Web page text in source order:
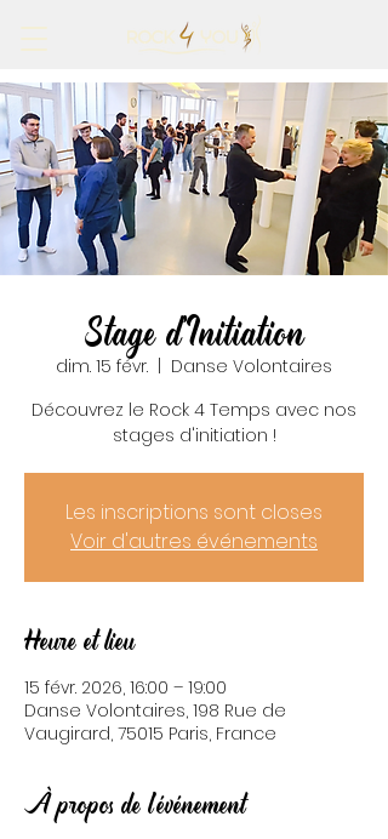
Stage d'Initiation
dim. 15 févr.
Danse Volontaires
Découvrez le Rock 4 Temps avec nos
stages d'initiation !
Les inscriptions sont closes
Voir d'autres événements
Heure et lieu
15 févr. 2026, 16:00 – 19:00
Danse Volontaires, 198 Rue de
Vaugirard, 75015 Paris, France
À propos de l'événement